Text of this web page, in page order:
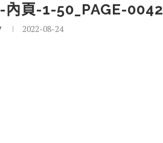
頁-1-50_PAGE-0042
2022-08-24